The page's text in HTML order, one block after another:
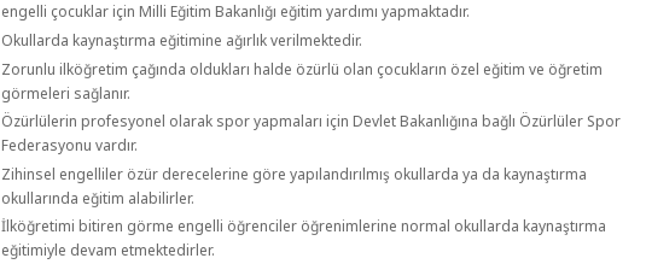
engelli çocuklar için Milli Eğitim Bakanlığı eğitim yardımı yapmaktadır.
Okullarda kaynaştırma eğitimine ağırlık verilmektedir.
Zorunlu ilköğretim çağında oldukları halde özürlü olan çocukların özel eğitim ve öğretim
görmeleri sağlanır.
Özürlülerin profesyonel olarak spor yapmaları için Devlet Bakanlığına bağlı Özürlüler Spor
Federasyonu vardır.
Zihinsel engelliler özür derecelerine göre yapılandırılmış okullarda ya da kaynaştırma
okullarında eğitim alabilirler.
İlköğretimi bitiren görme engelli öğrenciler öğrenimlerine normal okullarda kaynaştırma
eğitimiyle devam etmektedirler.